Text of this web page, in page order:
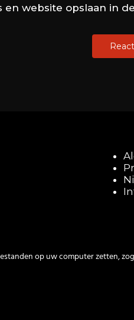
en website opslaan in
op uw computer zetten,